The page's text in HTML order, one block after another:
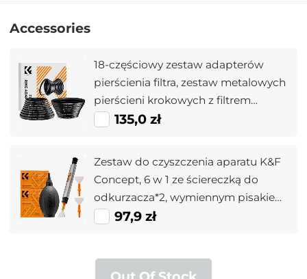
Accessories
18-częściowy zestaw adapterów
pierścienia filtra, zestaw metalowych
pierścieni krokowych z filtrem
obiektywu aparatu (zawiera 9 szt.
obniżających)
135,0 zł
Zestaw do czyszczenia aparatu K&F
Concept, 6 w 1 ze ściereczką do
odkurzacza*2, wymiennym pisakiem
czyszczącym, różdżką do
97,9 zł